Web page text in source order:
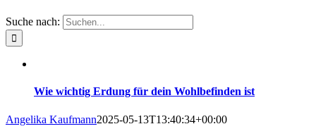
Suche nach:
Wie wichtig Erdung für dein Wohlbefinden ist
Angelika Kaufmann2025-05-13T13:40:34+00:00